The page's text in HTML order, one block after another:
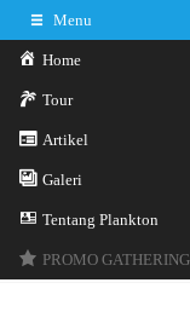
Menu
Home
Tour
Artikel
Galeri
Tentang Plankton
PROMO GATHERING